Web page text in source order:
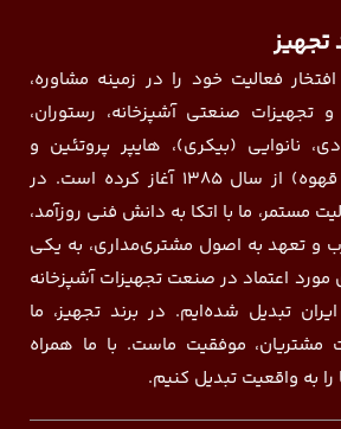
تجهیز
فعالیت خود را در زمینه مشاوره،
و تجهیزات صنعتی آشپزخانه، رستوران،
نانوایی (بیکری)، هایپر پروتئین و
روستری (برشته‌کاری قهوه) از سال ۱۳۸۵ آغاز کرده است. در
مستمر، ما با اتکا به دانش فنی روزآمد،
و تعهد به اصول مشتری‌مداری، به یکی
مورد اعتماد در صنعت تجهیزات آشپزخانه
تبدیل شده‌ایم. در برند تجهیز، ما
مشتریان، موفقیت ماست. با ما همراه
به واقعیت تبدیل کنیم.